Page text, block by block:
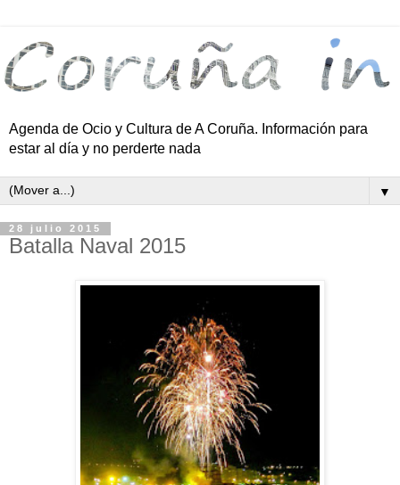
Agenda de Ocio y Cultura de A Coruña. Información para
estar al día y no perderte nada
▼
28 julio 2015
Batalla Naval 2015